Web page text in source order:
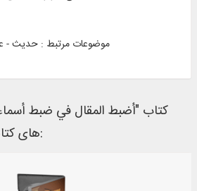
موضوعات مرتبط : حدیث -
های کتابخانه ای زیر وجود دارد: